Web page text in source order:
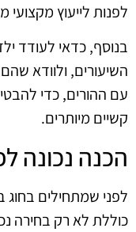
לפנות לייעוץ מקצועי
בנוסף, כדאי לעודד
השיעורים, ולוודא
עם ההורים, כדי
קשיים מיותרים.
הכנה נכונה
לפני שמתחילים בחוג
כוללת לא רק בחירה